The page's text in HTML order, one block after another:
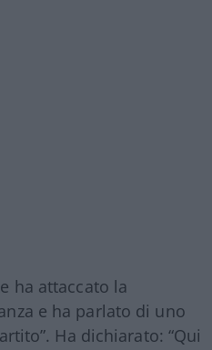
ha attaccato la
e ha parlato di uno
Ha dichiarato: “Qui